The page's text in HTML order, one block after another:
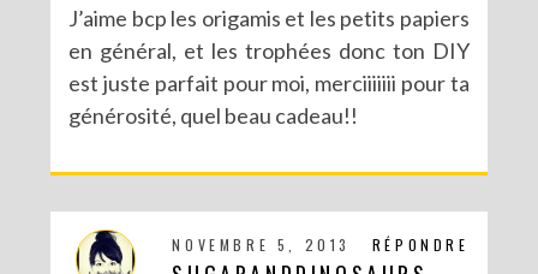
J’aime bcp les origamis et les petits papiers
en général, et les trophées donc ton DIY
est juste parfait pour moi, merciiiiiii pour ta
générosité, quel beau cadeau!!
RÉPONDRE
NOVEMBRE 5, 2013